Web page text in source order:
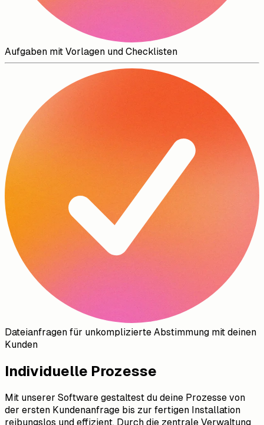
Aufgaben mit Vorlagen und Checklisten
Dateianfragen für unkomplizierte Abstimmung mit deinen
Kunden
Individuelle Prozesse
Mit unserer Software gestaltest du deine Prozesse von
der ersten Kundenanfrage bis zur fertigen Installation
reibungslos und effizient. Durch die zentrale Verwaltung